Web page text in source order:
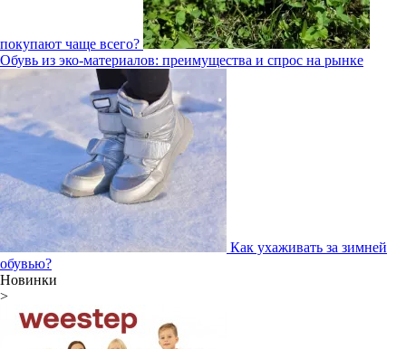
покупают чаще всего?
Обувь из эко-материалов: преимущества и спрос на рынке
Как ухаживать за зимней
обувью?
Новинки
>